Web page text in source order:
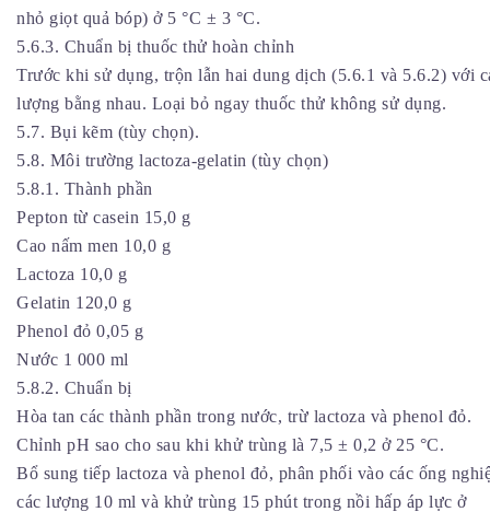
nhỏ giọt quả bóp) ở 5 °C ± 3 °C.
5.6.3. Chuẩn bị thuốc thử hoàn chỉnh
Trước khi sử dụng, trộn lẫn hai dung dịch (5.6.1 và 5.6.2) với
lượng bằng nhau. Loại bỏ ngay thuốc thử không sử dụng.
5.7. Bụi kẽm (tùy chọn).
5.8. Môi trường lactoza-gelatin (tùy chọn)
5.8.1. Thành phần
Pepton từ casein 15,0 g
Cao nấm men 10,0 g
Lactoza 10,0 g
Gelatin 120,0 g
Phenol đỏ 0,05 g
Nước 1 000 ml
5.8.2. Chuẩn bị
Hòa tan các thành phần trong nước, trừ lactoza và phenol đỏ.
Chỉnh pH sao cho sau khi khử trùng là 7,5 ± 0,2 ở 25 °C.
Bổ sung tiếp lactoza và phenol đỏ, phân phối vào các ống
các lượng 10 ml và khử trùng 15 phút trong nồi hấp áp lực ở